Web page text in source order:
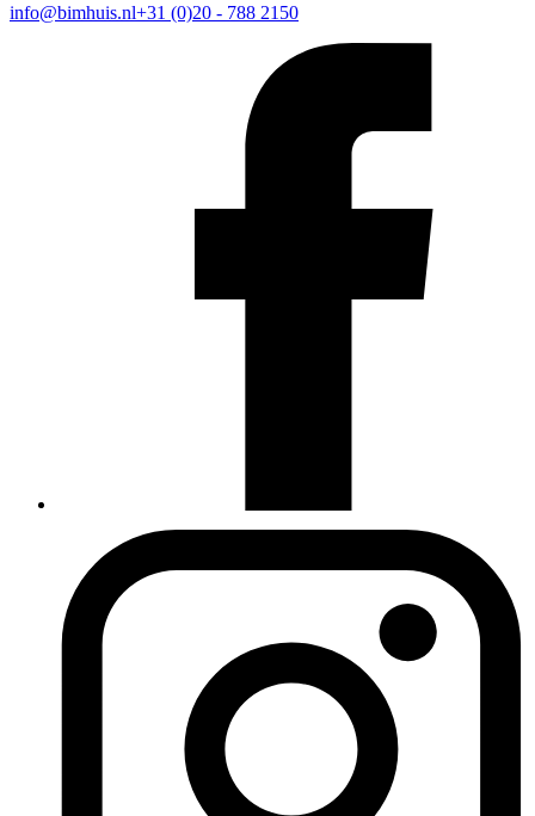
info@bimhuis.nl+31 (0)20 - 788 2150